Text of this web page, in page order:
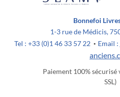
Bonnefoi
1-3 rue de Médicis,
Tel : +33 (0)1 46 33 57 22 • Email :
Paiement 100% sécurisé
SSL)